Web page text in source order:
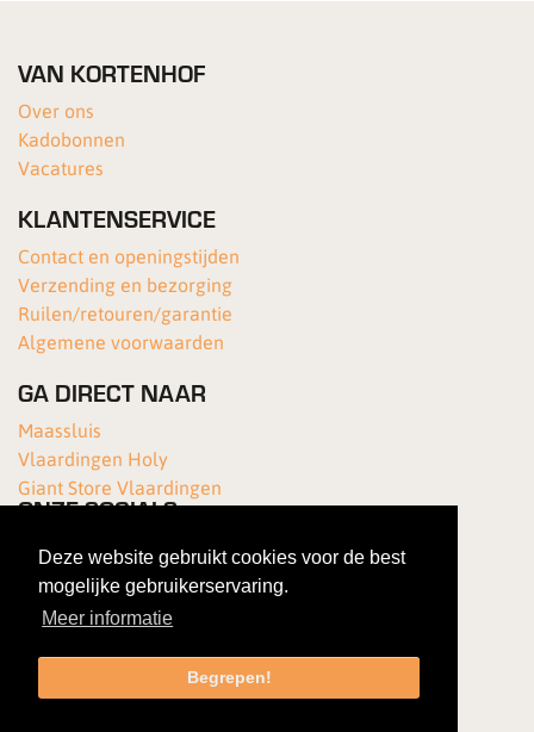
Deze website gebruikt cookies voor de best
mogelijke gebruikerservaring.
Meer informatie
Begrepen!
VAN KORTENHOF
Over ons
Kadobonnen
Vacatures
KLANTENSERVICE
Contact en openingstijden
Verzending en bezorging
Ruilen/retouren/garantie
Algemene voorwaarden
GA DIRECT NAAR
Maassluis
Vlaardingen Holy
Giant Store Vlaardingen
ONZE SOCIALS
Copyright 2026 Van Kortenhof Fietsen